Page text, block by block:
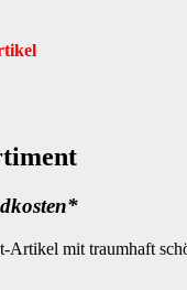
Artikel mit traumhaft